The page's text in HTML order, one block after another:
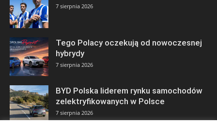
7 sierpnia 2026
Tego Polacy oczekują od nowoczesnej
hybrydy
7 sierpnia 2026
BYD Polska liderem rynku samochodów
zelektryfikowanych w Polsce
7 sierpnia 2026